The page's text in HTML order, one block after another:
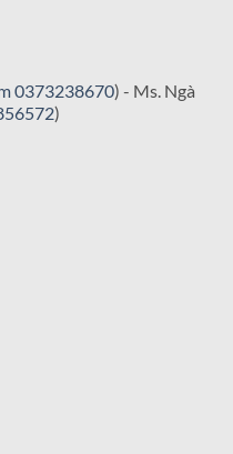
0373238670) - Ms. Ngà
)